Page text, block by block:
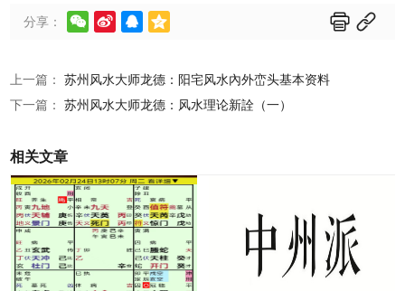
分享：      
上一篇：苏州风水大师龙德：阳宅风水內外峦头基本资料
下一篇：苏州风水大师龙德：风水理论新詮（一）
相关文章